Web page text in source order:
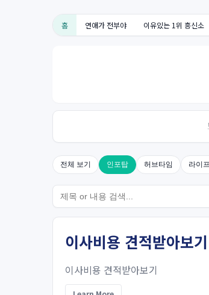
홈 연애가 전부야 이유있는 1위 흥신소
전체 보기 인포탑 허브타임 라이프
이사비용 견적받아보기
이사비용 견적받아보기